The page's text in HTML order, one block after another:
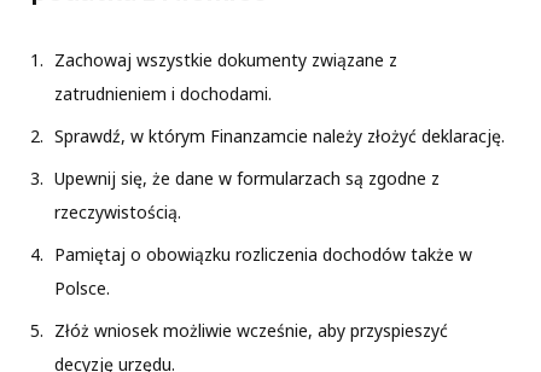
Zachowaj wszystkie dokumenty związane z
zatrudnieniem i dochodami.
Sprawdź, w którym Finanzamcie należy złożyć deklarację.
Upewnij się, że dane w formularzach są zgodne z
rzeczywistością.
Pamiętaj o obowiązku rozliczenia dochodów także w
Polsce.
Złóż wniosek możliwie wcześnie, aby przyspieszyć
decyzję urzędu.